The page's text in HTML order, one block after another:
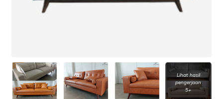
Lihat hasil
pengerjaan
5+